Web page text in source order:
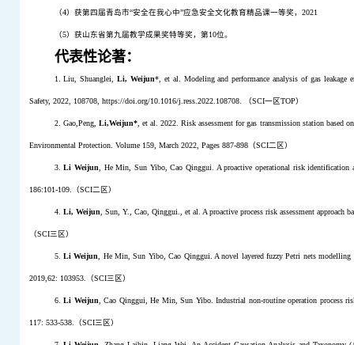
（4）获第四届青岛市“安全在我心中”应急安全文化教育精品课一等奖， 2021
（5）获山东省第九届教学成果奖特等奖，第10位。
代表性论著：
1. Liu, Shuanglei,Li, Weijun*, et al. Modeling and performance analysis of gas leakage
Safety, 2022, 108708, https://doi.org/10.1016/j.ress.2022.108708. （SCI一区TOP）
2. Gao,Peng, Li,Weijun*, et al. 2022. Risk assessment for gas transmission station based
Environmental Protection. Volume 159, March 2022, Pages 887-898（SCI二区）
3.Li Weijun , He Min, Sun Yibo, Cao Qinggui. A proactive operational risk
186:101-109. （SCI二区）
4. Li, Weijun , Sun, Y., Cao, Qinggui., et al. A proactive process risk assessment
（SCI三区）
5. Li Weijun , He Min, Sun Yibo, Cao Qinggui. A novel layered fuzzy Petri nets modelling
2019,62: 103953. （SCI三区）
6. Li Weijun , Cao Qinggui, He Min, Sun Yibo. Industrial non-routine operation process
117: 533-538. （SCI三区）